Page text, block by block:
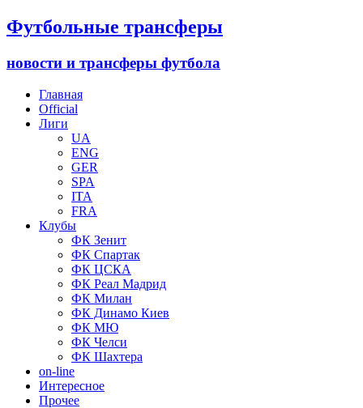
Футбольные трансферы
новости и трансферы футбола
Главная
Official
Лиги
UA
ENG
GER
SPA
ITA
FRA
Клубы
ФК Зенит
ФК Спартак
ФК ЦСКА
ФК Реал Мадрид
ФК Милан
ФК Динамо Киев
ФК МЮ
ФК Челси
ФК Шахтера
on-line
Интересное
Прочее